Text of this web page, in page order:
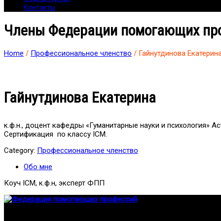
Контакты
Члены Федерации помогающих
Home / Профессиональное членство / Гайнутдинова
Гайнутдинова Екатерина
к.ф.н., доцент кафедры «Гуманитарные науки и психология»
Сертификация по классу ICM.
Category: Профессиональное членство
Обо мне
Коуч ICM, к.ф.н, эксперт ФПП